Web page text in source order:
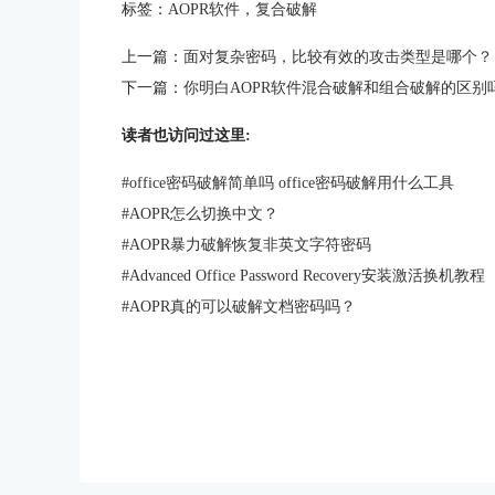
标签： AOPR软件 ， 复合破解
上一篇： 面对复杂密码，比较有效的攻击类型是哪个？
下一篇： 你明白AOPR软件混合破解和组合破解的区别
读者也访问过这里:
#office密码破解简单吗 office密码破解用什么工具
#AOPR怎么切换中文？
#AOPR暴力破解恢复非英文字符密码
#Advanced Office Password Recovery安装激活换机教程
#AOPR真的可以破解文档密码吗？